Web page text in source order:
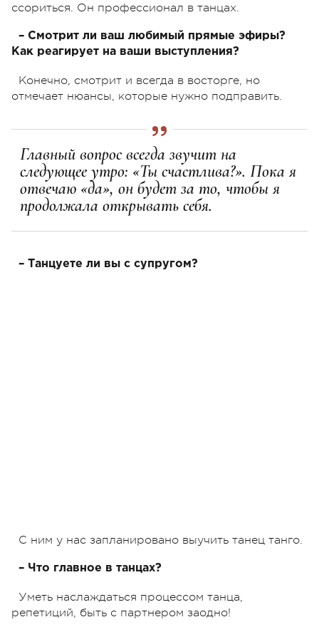
ссориться. Он профессионал в танцах.
– Смотрит ли ваш любимый прямые эфиры?
Как реагирует на ваши выступления?
Конечно, смотрит и всегда в восторге, но
отмечает нюансы, которые нужно подправить.
Главный вопрос всегда звучит на
следующее утро: «Ты счастлива?». Пока я
отвечаю «да», он будет за то, чтобы я
продолжала открывать себя.
– Танцуете ли вы с супругом?
С ним у нас запланировано выучить танец танго.
– Что главное в танцах?
Уметь наслаждаться процессом танца,
репетиций, быть с партнером заодно!